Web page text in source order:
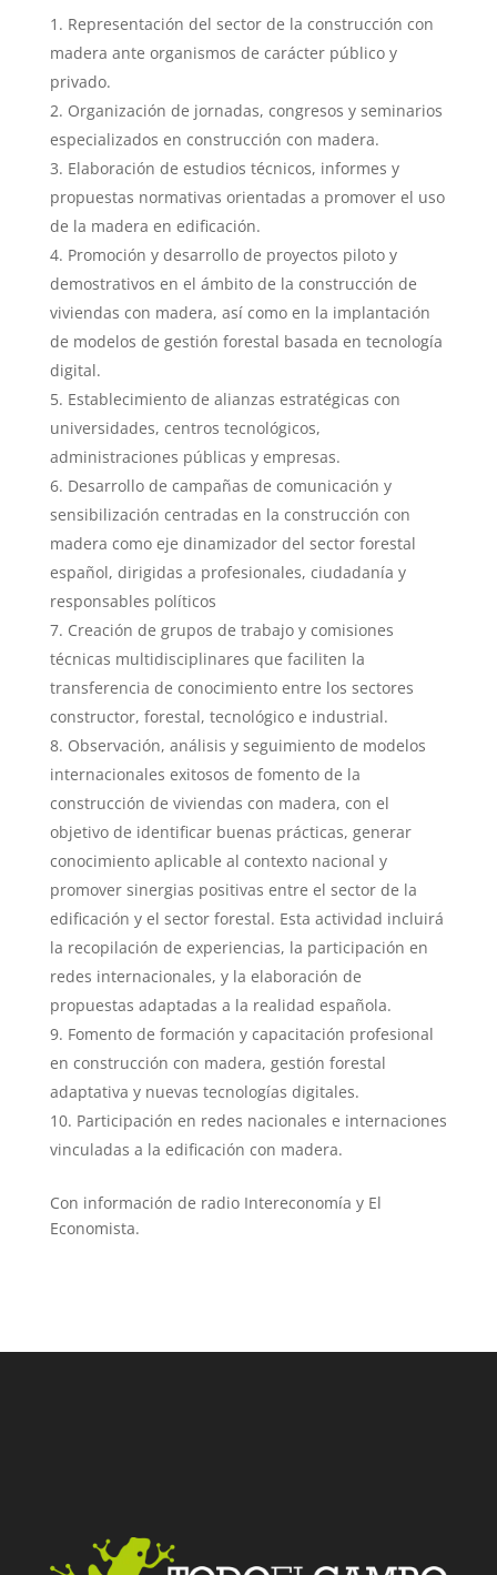
Representación del sector de la construcción con
madera ante organismos de carácter público y
privado.
Organización de jornadas, congresos y seminarios
especializados en construcción con madera.
Elaboración de estudios técnicos, informes y
propuestas normativas orientadas a promover el uso
de la madera en edificación.
Promoción y desarrollo de proyectos piloto y
demostrativos en el ámbito de la construcción de
viviendas con madera, así como en la implantación
de modelos de gestión forestal basada en tecnología
digital.
Establecimiento de alianzas estratégicas con
universidades, centros tecnológicos,
administraciones públicas y empresas.
Desarrollo de campañas de comunicación y
sensibilización centradas en la construcción con
madera como eje dinamizador del sector forestal
español, dirigidas a profesionales, ciudadanía y
responsables políticos
Creación de grupos de trabajo y comisiones
técnicas multidisciplinares que faciliten la
transferencia de conocimiento entre los sectores
constructor, forestal, tecnológico e industrial.
Observación, análisis y seguimiento de modelos
internacionales exitosos de fomento de la
construcción de viviendas con madera, con el
objetivo de identificar buenas prácticas, generar
conocimiento aplicable al contexto nacional y
promover sinergias positivas entre el sector de la
edificación y el sector forestal. Esta actividad incluirá
la recopilación de experiencias, la participación en
redes internacionales, y la elaboración de
propuestas adaptadas a la realidad española.
Fomento de formación y capacitación profesional
en construcción con madera, gestión forestal
adaptativa y nuevas tecnologías digitales.
Participación en redes nacionales e internaciones
vinculadas a la edificación con madera.
Con información de radio Intereconomía y El
Economista.